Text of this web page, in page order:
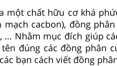
một chất hữu cơ khá
mạch cacbon), đồng
... Nhằm mục đích giúp
đúng các đồng phân
bạn cách viết đồng